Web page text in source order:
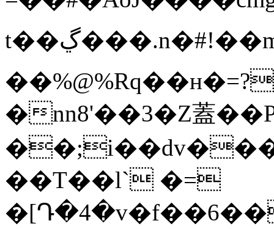
t��ڲ���.n�#!��m{��
�nn8'��3�­Z蓋
��T��l` �=